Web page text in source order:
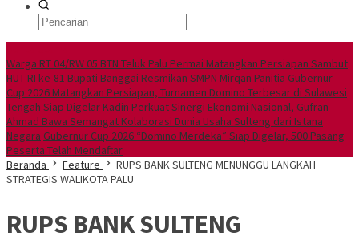
Warga RT 04/RW 05 BTN Teluk Palu Permai Matangkan Persiapan Sambut
HUT RI ke-81 Bupati Banggai Resmikan SMPN Mirqan Panitia Gubernur
Cup 2026 Matangkan Persiapan, Turnamen Domino Terbesar di Sulawesi
Tengah Siap DigelarKadin Perkuat Sinergi Ekonomi Nasional, Gufran
Ahmad Bawa Semangat Kolaborasi Dunia Usaha Sulteng dari Istana
Negara Gubernur Cup 2026 “Domino Merdeka” Siap Digelar, 500 Pasang
Peserta Telah Mendaftar
Beranda
Feature
RUPS BANK SULTENG MENUNGGU LANGKAH
STRATEGIS WALIKOTA PALU
RUPS BANK SULTENG